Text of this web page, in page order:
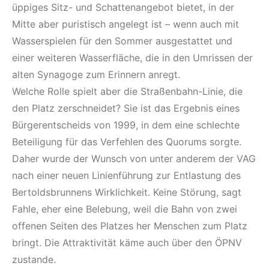
üppiges Sitz- und Schattenangebot bietet, in der
Mitte aber puristisch angelegt ist – wenn auch mit
Wasserspielen für den Sommer ausgestattet und
einer weiteren Wasserfläche, die in den Umrissen der
alten Synagoge zum Erinnern anregt.
Welche Rolle spielt aber die Straßenbahn-Linie, die
den Platz zerschneidet? Sie ist das Ergebnis eines
Bürgerentscheids von 1999, in dem eine schlechte
Beteiligung für das Verfehlen des Quorums sorgte.
Daher wurde der Wunsch von unter anderem der VAG
nach einer neuen Linienführung zur Entlastung des
Bertoldsbrunnens Wirklichkeit. Keine Störung, sagt
Fahle, eher eine Belebung, weil die Bahn von zwei
offenen Seiten des Platzes her Menschen zum Platz
bringt. Die Attraktivität käme auch über den ÖPNV
zustande.